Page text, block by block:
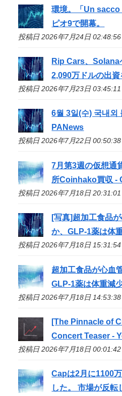
環境。「Un sacco
ピオ9で開幕。
投稿日 2026年7月24日 02:48:56
Rip Cars、Solana
2,090万ドルの出
投稿日 2026年7月23日 03:45:11
6월 3일(수) 국내외
PANews
投稿日 2026年7月22日 00:50:38
7月第3週の仮想通
所Coinhako買収 -
投稿日 2026年7月18日 20:31:01
[写真]超加工食品
か、GLP-1薬は体
投稿日 2026年7月18日 15:31:54
超加工食品が心血
GLP-1薬は体重減
投稿日 2026年7月18日 14:53:38
[The Pinnacle of
Concert Teaser -
投稿日 2026年7月18日 00:01:42
Capは2月に1100
した。 市場が反転